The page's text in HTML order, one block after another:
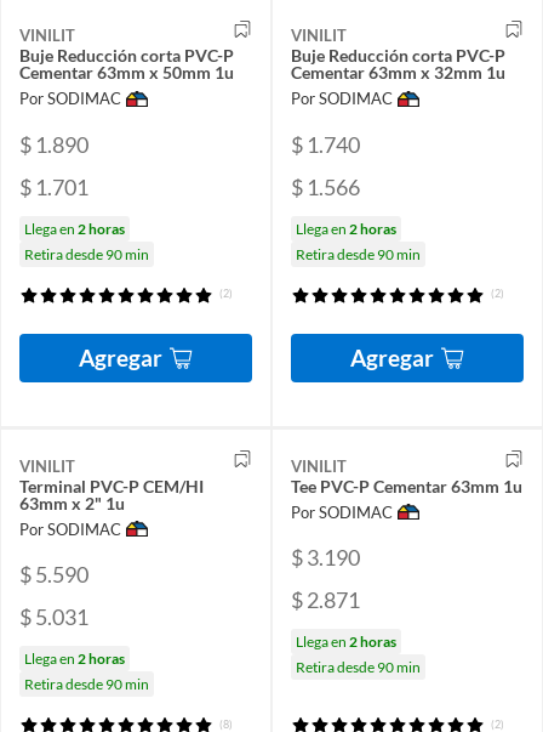
VINILIT
Buje Reducción corta PVC-P
Cementar 63mm x 50mm 1u
Por SODIMAC
$ 1.890
$ 1.701
Llega en 2 horas
Retira desde 90 min
(2)
Agregar
VINILIT
Buje Reducción corta PVC-P
Cementar 63mm x 32mm 1u
Por SODIMAC
$ 1.740
$ 1.566
Llega en 2 horas
Retira desde 90 min
(2)
Agregar
VINILIT
Terminal PVC-P CEM/HI
63mm x 2" 1u
Por SODIMAC
$ 5.590
$ 5.031
Llega en 2 horas
Retira desde 90 min
(8)
VINILIT
Tee PVC-P Cementar 63mm 1u
Por SODIMAC
$ 3.190
$ 2.871
Llega en 2 horas
Retira desde 90 min
(2)